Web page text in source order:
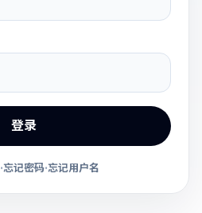
登录
·忘记密码·忘记用户名